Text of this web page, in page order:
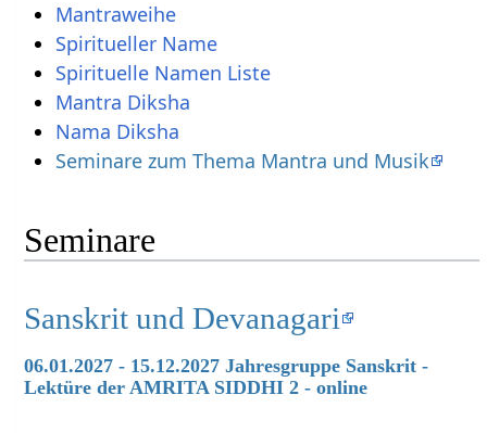
Mantraweihe
Spiritueller Name
Spirituelle Namen Liste
Mantra Diksha
Nama Diksha
Seminare zum Thema Mantra und Musik
Seminare
Sanskrit und Devanagari
06.01.2027 - 15.12.2027 Jahresgruppe Sanskrit -
Lektüre der AMRITA SIDDHI 2 - online